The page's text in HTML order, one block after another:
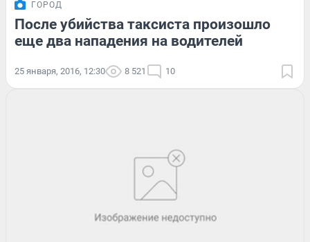
ГОРОД
После убийства таксиста произошло
еще два нападения на водителей
25 января, 2016, 12:30 8 521 10